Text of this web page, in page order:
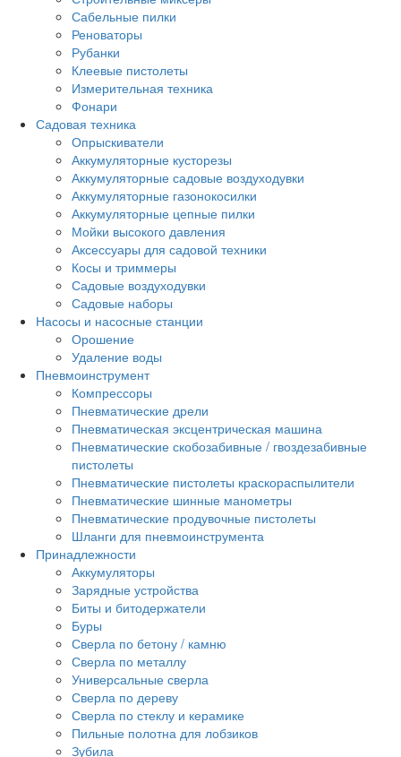
Сабельные пилки
Реноваторы
Рубанки
Клеевые пистолеты
Измерительная техника
Фонари
Садовая техника
Опрыскиватели
Аккумуляторные кусторезы
Аккумуляторные садовые воздуходувки
Аккумуляторные газонокосилки
Аккумуляторные цепные пилки
Мойки высокого давления
Аксессуары для садовой техники
Косы и триммеры
Садовые воздуходувки
Садовые наборы
Насосы и насосные станции
Орошение
Удаление воды
Пневмоинструмент
Компрессоры
Пневматические дрели
Пневматическая эксцентрическая машина
Пневматические скобозабивные / гвоздезабивные
пистолеты
Пневматические пистолеты краскораспылители
Пневматические шинные манометры
Пневматические продувочные пистолеты
Шланги для пневмоинструмента
Принадлежности
Аккумуляторы
Зарядные устройства
Биты и битодержатели
Буры
Сверла по бетону / камню
Сверла по металлу
Универсальные сверла
Сверла по дереву
Сверла по стеклу и керамике
Пильные полотна для лобзиков
Зубила